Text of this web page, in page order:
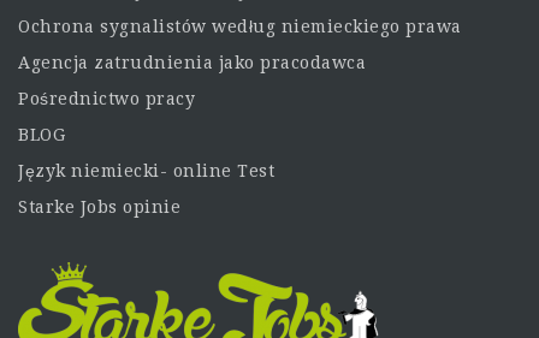
Ochrona sygnalistów według niemieckiego prawa
Agencja zatrudnienia jako pracodawca
Pośrednictwo pracy
BLOG
Język niemiecki- online Test
Starke Jobs opinie